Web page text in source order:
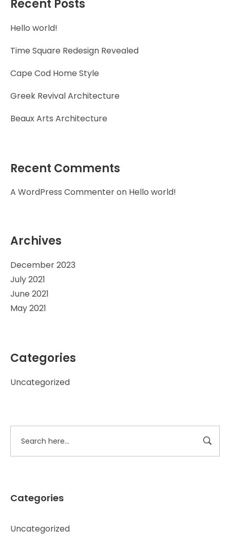
Recent Posts
Hello world!
Time Square Redesign Revealed
Cape Cod Home Style
Greek Revival Architecture
Beaux Arts Architecture
Recent Comments
A WordPress Commenteron Hello world!
Archives
December 2023
July 2021
June 2021
May 2021
Categories
Uncategorized
Categories
Uncategorized